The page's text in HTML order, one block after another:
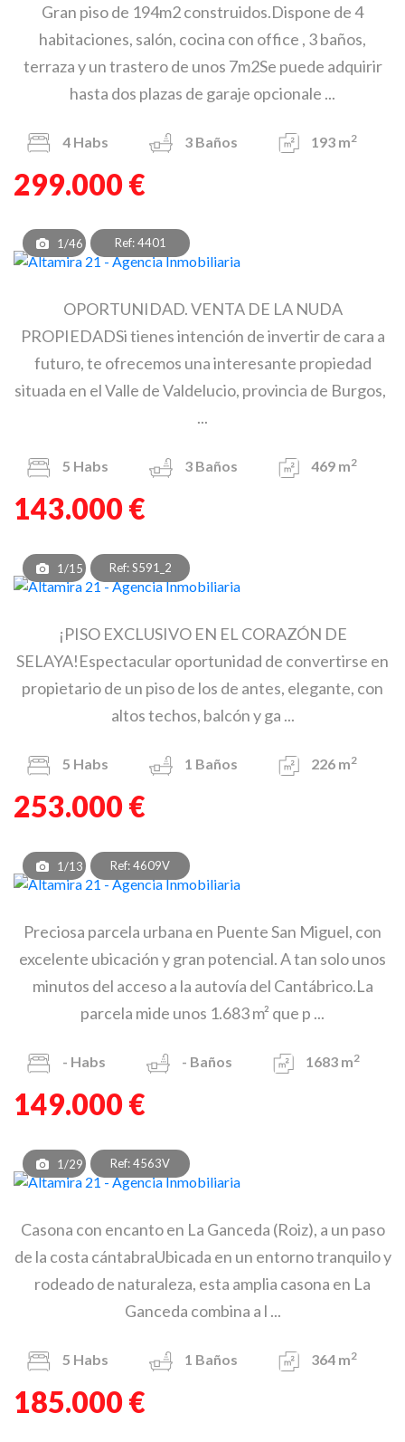
Gran piso de 194m2 construidos.Dispone de 4
habitaciones, salón, cocina con office , 3 baños,
terraza y un trastero de unos 7m2Se puede adquirir
hasta dos plazas de garaje opcionale ...
4 Habs 3 Baños 193 m2
299.000 €
1/46 Ref: 4401
OPORTUNIDAD. VENTA DE LA NUDA
PROPIEDADSi tienes intención de invertir de cara a
futuro, te ofrecemos una interesante propiedad
situada en el Valle de Valdelucio, provincia de Burgos,
...
5 Habs 3 Baños 469 m2
143.000 €
1/15 Ref: S591_2
¡PISO EXCLUSIVO EN EL CORAZÓN DE
SELAYA!Espectacular oportunidad de convertirse en
propietario de un piso de los de antes, elegante, con
altos techos, balcón y ga ...
5 Habs 1 Baños 226 m2
253.000 €
1/13 Ref: 4609V
Preciosa parcela urbana en Puente San Miguel, con
excelente ubicación y gran potencial. A tan solo unos
minutos del acceso a la autovía del Cantábrico.La
parcela mide unos 1.683 m² que p ...
- Habs - Baños 1683 m2
149.000 €
1/29 Ref: 4563V
Casona con encanto en La Ganceda (Roiz), a un paso
de la costa cántabraUbicada en un entorno tranquilo y
rodeado de naturaleza, esta amplia casona en La
Ganceda combina a l ...
5 Habs 1 Baños 364 m2
185.000 €